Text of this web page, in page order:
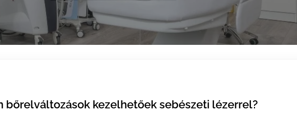
bőrelváltozások kezelhetőek sebészeti lézerrel?